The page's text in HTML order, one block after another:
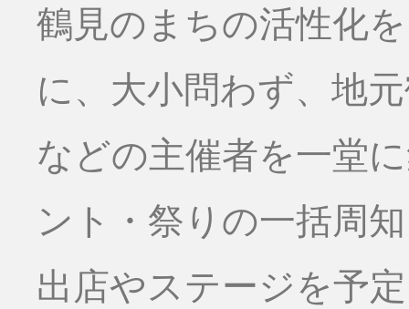
鶴見のまちの活性化
に、大小問わず、地
などの主催者を一堂
ント・祭りの一括周
出店やステージを予